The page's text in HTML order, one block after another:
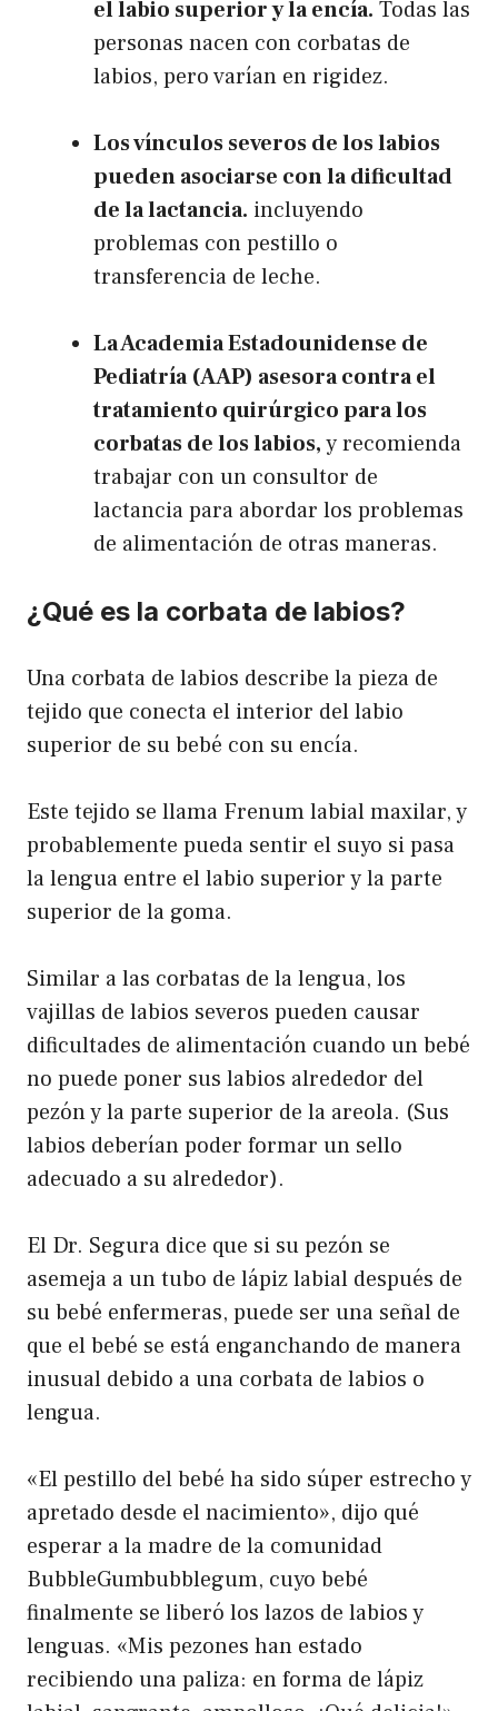
el labio superior y la encía. Todas las
personas nacen con corbatas de
labios, pero varían en rigidez.
Los vínculos severos de los labios
pueden asociarse con la dificultad
de la lactancia. incluyendo
problemas con pestillo o
transferencia de leche.
La Academia Estadounidense de
Pediatría (AAP) asesora contra el
tratamiento quirúrgico para los
corbatas de los labios,y recomienda
trabajar con un consultor de
lactancia para abordar los problemas
de alimentación de otras maneras.
¿Qué es la corbata de labios?
Una corbata de labios describe la pieza de
tejido que conecta el interior del labio
superior de su bebé con su encía.
Este tejido se llama Frenum labial maxilar, y
probablemente pueda sentir el suyo si pasa
la lengua entre el labio superior y la parte
superior de la goma.
Similar a las corbatas de la lengua, los
vajillas de labios severos pueden causar
dificultades de alimentación cuando un bebé
no puede poner sus labios alrededor del
pezón y la parte superior de la areola. (Sus
labios deberían poder formar un sello
adecuado a su alrededor).
El Dr. Segura dice que si su pezón se
asemeja a un tubo de lápiz labial después de
su bebé enfermeras, puede ser una señal de
que el bebé se está enganchando de manera
inusual debido a una corbata de labios o
lengua.
«El pestillo del bebé ha sido súper estrecho y
apretado desde el nacimiento», dijo qué
esperar a la madre de la comunidad
BubbleGumbubblegum, cuyo bebé
finalmente se liberó los lazos de labios y
lenguas. «Mis pezones han estado
recibiendo una paliza: en forma de lápiz